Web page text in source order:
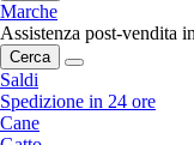
Marche
Assistenza post-vendita
Cerca
Saldi
Spedizione in 24 ore
Cane